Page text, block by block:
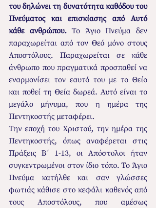
του δηλώνει τη δυνατότητα καθόδου του
Πνεύματος και επισκίασης από Αυτό
κάθε ανθρώπου. Το Άγιο Πνεύμα δεν
παραχωρείται από τον Θεό μόνο στους
Αποστόλους. Παραχωρείται σε κάθε
άνθρωπο που πραγματικά προσπαθεί να
εναρμονίσει τον εαυτό του με το Θείο
και ποθεί τη Θεία δωρεά. Αυτό είναι το
μεγάλο μήνυμα, που η ημέρα της
Πεντηκοστής μεταφέρει.
Την εποχή του Χριστού, την ημέρα της
Πεντηκοστής, όπως αναφέρεται στις
Πράξεις Β΄ 1-13, οι Απόστολοι ήταν
συγκεντρωμένοι στον ίδιο τόπο. Το Άγιο
Πνεύμα κατήλθε και σαν γλώσσες
φωτιάς κάθισε στο κεφάλι καθενός από
τους Αποστόλους, που αμέσως